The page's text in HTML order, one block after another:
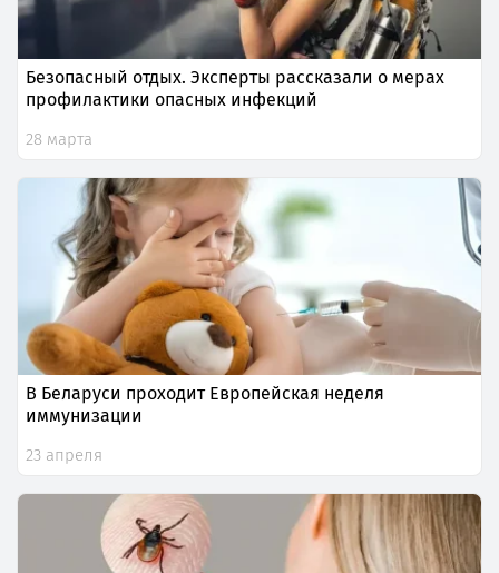
Безопасный отдых. Эксперты рассказали о мерах
профилактики опасных инфекций
28 марта
В Беларуси проходит Европейская неделя
иммунизации
23 апреля